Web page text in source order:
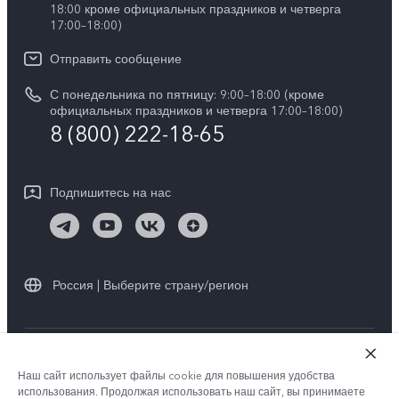
V40 Lite
Y04s
Сервисные центры
IMEI аутентификация
Запрос стоимости запчастей
Обновление системы
Скачать LUT для Log-восстановления
Карьера в vivo
Юридическая информация
О нас
Социальная ответственность
18:00 кроме официальных праздников и четверга
17:00–18:00)
Отправить сообщение
С понедельника по пятницу: 9:00–18:00 (кроме
официальных праздников и четверга 17:00–18:00)
8 (800) 222-18-65
Подпишитесь на нас
Россия | Выберите страну/регион
© vivo Mobile Communication Co., Ltd., 2026. Все права защищены.
Политика конфиденциальности |
Политика vivo в отношении файлов cookie |
Наш сайт использует файлы cookie для повышения удобства
использования. Продолжая использовать наш сайт, вы принимаете